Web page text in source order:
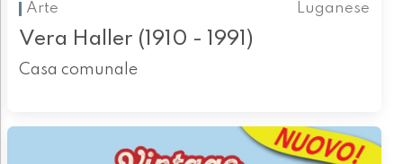
Arte
Luganese
Vera Haller (1910 - 1991)
Casa comunale